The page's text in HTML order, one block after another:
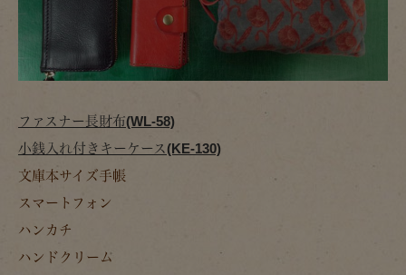
ファスナー長財布(WL-58)
小銭入れ付きキーケース(KE-130)
文庫本サイズ手帳
スマートフォン
ハンカチ
ハンドクリーム